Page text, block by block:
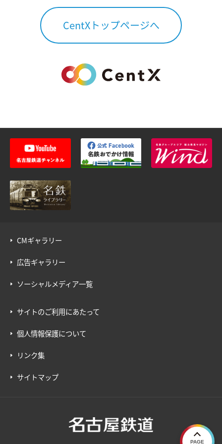
CentXトップページへ
CMギャラリー
広告ギャラリー
ソーシャルメディア一覧
サイトのご利用にあたって
個人情報保護について
リンク集
サイトマップ
PAGE